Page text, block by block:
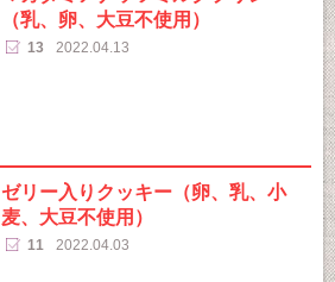
（乳、卵、大豆不使用）
13 2022.04.13
ゼリー入りクッキー（卵、乳、小
麦、大豆不使用）
11 2022.04.03